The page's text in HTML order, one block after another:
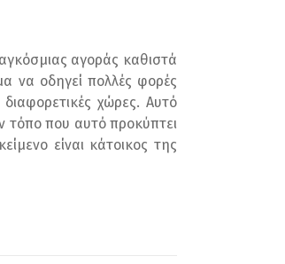
αγοράς καθιστά
να οδηγεί πολλές φορές
χώρες. Αυτό
τόπο που αυτό προκύπτει
είναι κάτοικος της